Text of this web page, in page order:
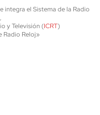
integra el Sistema de la Radio
y Televisión (ICRT)
Radio Reloj»